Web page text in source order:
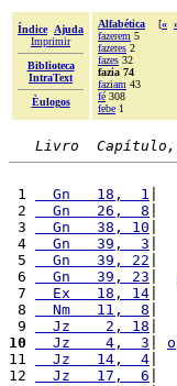
Índice
Ajuda
Imprimir
Biblioteca
IntraText
Èulogos
Alfabética [«
fazerem 5
fazeres 2
fazes 32
fazia 74
faziam 43
fé 308
febe 1
Livro
1
  Gn   18,  1
|
2
  Gn   26,  8
3
  Gn   38, 10
|
4
  Gn   39,  3
5
  Gn   39, 22
|
6
  Gn   39, 23
7
  Ex   18, 14
8
  Nm   11,  8
9
  Jz    2, 18
|
10
  Jz    4,  3
11
  Jz   14,  4
12
  Jz   17,  6